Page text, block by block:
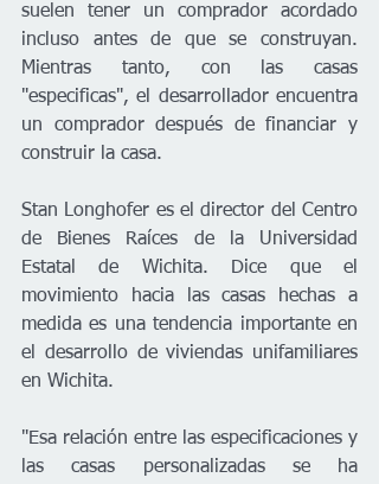
suelen tener un comprador acordado
incluso antes de que se construyan.
Mientras tanto, con las casas
"especificas", el desarrollador encuentra
un comprador después de financiar y
construir la casa.
Stan Longhofer es el director del Centro
de Bienes Raíces de la Universidad
Estatal de Wichita. Dice que el
movimiento hacia las casas hechas a
medida es una tendencia importante en
el desarrollo de viviendas unifamiliares
en Wichita.
"Esa relación entre las especificaciones y
las casas personalizadas se ha